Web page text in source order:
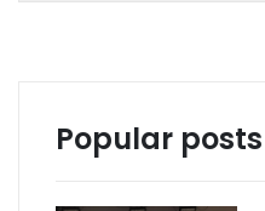
Popular posts